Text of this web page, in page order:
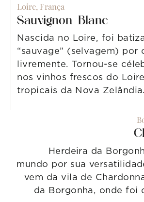
Loire, França
Sauvignon Blanc
Nascida no Loire, foi
“sauvage” (selvagem) por
livremente. Tornou-se
nos vinhos frescos do
tropicais da Nova Zelândia.
Herdeira da
mundo por sua
vem da vila de
da Borgonha, onde foi